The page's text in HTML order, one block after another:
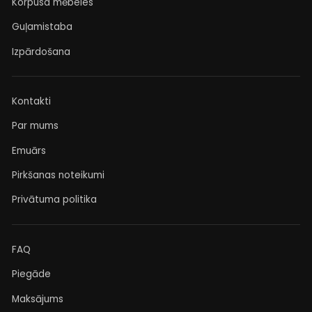
Guļamistaba
Izpārdošana
Kontakti
Par mums
Emuārs
Pirkšanas noteikumi
Privātuma politika
FAQ
Piegāde
Maksājums